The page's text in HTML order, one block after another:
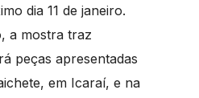
dia 11 de janeiro.
a mostra traz
peças apresentadas
em Icaraí, e na